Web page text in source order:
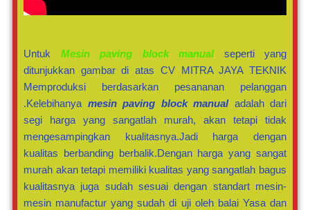
Untuk Mesin paving block manualseperti yang
ditunjukkan gambar di atas CV MITRA JAYA TEKNIK
Memproduksi berdasarkan pesananan pelanggan
.Kelebihanya mesin paving block manualadalah dari
segi harga yang sangatlah murah, akan tetapi tidak
mengesampingkan kualitasnya.Jadi harga dengan
kualitas berbanding berbalik.Dengan harga yang sangat
murah akan tetapi memiliki kualitas yang sangatlah bagus
kualitasnya juga sudah sesuai dengan standart mesin-
mesin manufactur yang sudah di uji oleh balai Yasa dan